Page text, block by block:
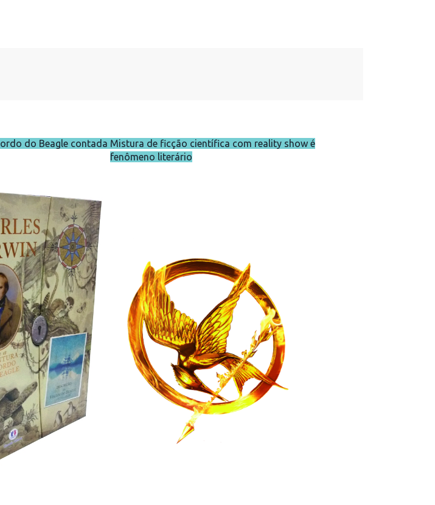
do Beagle contada paraMistura de ficção científica com reality show é
fenômeno literário